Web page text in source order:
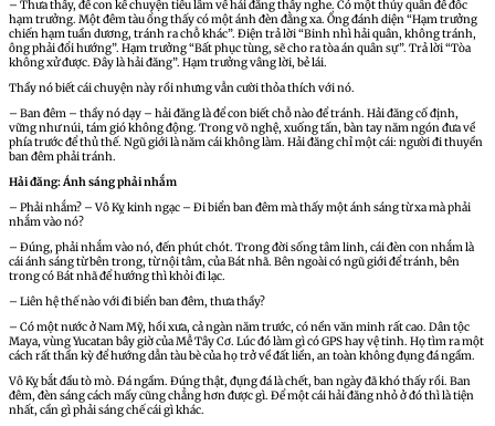
– Thưa thầy, để con kể chuyện tiếu lâm về hải đăng thầy nghe. Có một thủy quân đề đốc
hạm trưởng. Một đêm tàu ổng thấy có một ánh đèn đằng xa. Ổng đánh diện “Hạm trưởng
chiến hạm tuần dương, tránh ra chỗ khác”. Điện trả lời “Binh nhì hải quân, không tránh,
ông phải đổi hướng”. Hạm trưởng “Bất phục tùng, sẽ cho ra tòa án quân sự”. Trả lời “Tòa
không xử được. Đây là hải đăng”. Hạm trưởng vâng lời, bẻ lái.
Thầy nó biết cái chuyện này rồi nhưng vẫn cười thỏa thích với nó.
– Ban đêm – thầy nó dạy – hải đăng là để con biết chỗ nào để tránh. Hải đăng cố định,
vững như núi, tám gió không động. Trong võ nghệ, xuống tấn, bàn tay năm ngón đưa về
phía trước để thủ thế. Ngũ giới là năm cái không làm. Hải đăng chỉ một cái: người đi thuyền
ban đêm phải tránh.
Hải đăng: Ánh sáng phải nhắm
– Phải nhắm? – Vô Kỵ kinh ngạc – Đi biển ban đêm mà thấy một ánh sáng từ xa mà phải
nhắm vào nó?
– Đúng, phải nhắm vào nó, đến phút chót. Trong đời sống tâm linh, cái đèn con nhắm là
cái ánh sáng từ bên trong, từ nội tâm, của Bát nhã. Bên ngoài có ngũ giới để tránh, bên
trong có Bát nhã để hướng thì khỏi đi lạc.
– Liên hệ thế nào với đi biển ban đêm, thưa thầy?
– Có một nước ở Nam Mỹ, hồi xưa, cả ngàn năm trước, có nền văn minh rất cao. Dân tộc
Maya, vùng Yucatan bây giờ của Mễ Tây Cơ. Lúc đó làm gì có GPS hay vệ tinh. Họ tìm ra một
cách rất thần kỳ để hướng dẫn tàu bè của họ trở về đất liền, an toàn không đụng đá ngầm.
Vô Kỵ bắt đầu tò mò. Đá ngầm. Đúng thật, đụng đá là chết, ban ngày đã khó thấy rồi. Ban
đêm, đèn sáng cách mấy cũng chẳng hơn được gì. Để một cái hải đăng nhỏ ở đó thì là tiện
nhất, cần gì phải sáng chế cái gì khác.